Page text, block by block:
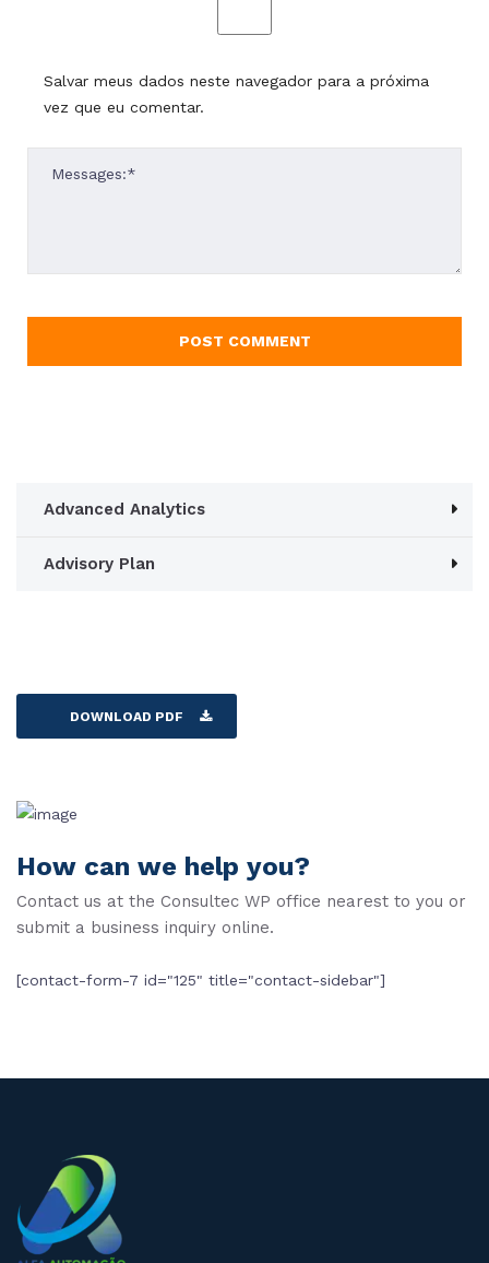
Salvar meus dados neste navegador para a próxima
vez que eu comentar.
Advanced Analytics
Advisory Plan
DOWNLOAD PDF
How can we help you?
Contact us at the Consultec WP office nearest to you or
submit a business inquiry online.
[contact-form-7 id="125" title="contact-sidebar"]